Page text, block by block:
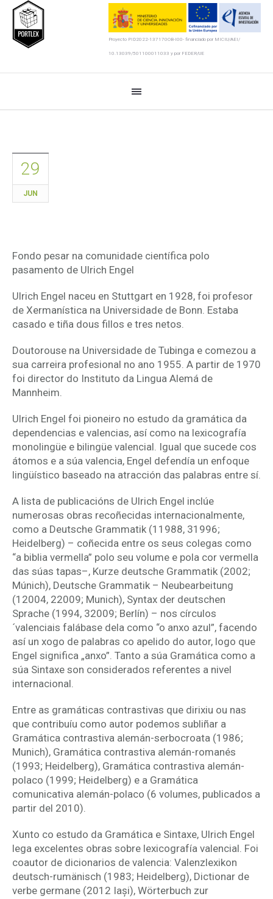
Proyecto PID2022-137170OB-I00- financiado por MICIU/AEI/
10.13039/501100011033 y por FEDER/UE
29
JUN
Fondo pesar na comunidade científica polo
pasamento de Ulrich Engel
Ulrich Engel naceu en Stuttgart en 1928, foi profesor
de Xermanística na Universidade de Bonn. Estaba
casado e tiña dous fillos e tres netos.
Doutorouse na Universidade de Tubinga e comezou a
sua carreira profesional no ano 1955. A partir de 1970
foi director do Instituto da Lingua Alemá de
Mannheim.
Ulrich Engel foi pioneiro no estudo da gramática da
dependencias e valencias, así como na lexicografía
monolingüe e bilingüe valencial. Igual que sucede cos
átomos e a súa valencia, Engel defendía un enfoque
lingüístico baseado na atracción das palabras entre sí.
A lista de publicacións de Ulrich Engel inclúe
numerosas obras recoñecidas internacionalmente,
como a Deutsche Grammatik (11988, 31996;
Heidelberg) – coñecida entre os seus colegas como
“a biblia vermella” polo seu volume e pola cor vermella
das súas tapas–, Kurze deutsche Grammatik (2002;
Múnich), Deutsche Grammatik – Neubearbeitung
(12004, 22009; Munich), Syntax der deutschen
Sprache (1994, 32009; Berlín) – nos círculos
´valenciais falábase dela como “o anxo azul”, facendo
así un xogo de palabras co apelido do autor, logo que
Engel significa „anxo”. Tanto a súa Gramática como a
súa Sintaxe son considerados referentes a nivel
internacional.
Entre as gramáticas contrastivas que dirixiu ou nas
que contribuíu como autor podemos subliñar a
Gramática contrastiva alemán-serbocroata (1986;
Munich), Gramática contrastiva alemán-romanés
(1993; Heidelberg), Gramática contrastiva alemán-
polaco (1999; Heidelberg) e a Gramática
comunicativa alemán-polaco (6 volumes, publicados a
partir del 2010).
Xunto co estudo da Gramática e Sintaxe, Ulrich Engel
lega excelentes obras sobre lexicografía valencial. Foi
coautor de dicionarios de valencia: Valenzlexikon
deutsch-rumänisch (1983; Heidelberg), Dictionar de
verbe germane (2012 Iași), Wörterbuch zur